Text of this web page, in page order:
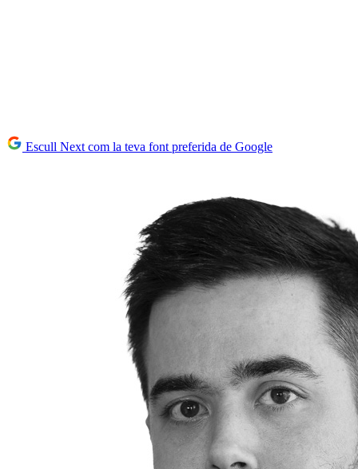
Escull Next com la teva font preferida de Google